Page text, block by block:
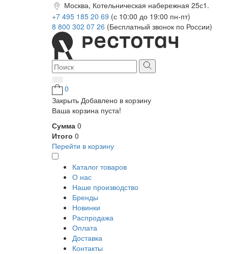
Москва, Котельническая набережная 25с1.
+7 495 185 20 69 (с 10:00 до 19:00 пн-пт)
8 800 302 07 26 (Бесплатный звонок по России)
0
Закрыть Добавлено в корзину
Ваша корзина пуста!
Сумма 0
Итого 0
Перейти в корзину
Каталог товаров
О нас
Наше производство
Бренды
Новинки
Распродажа
Оплата
Доставка
Контакты